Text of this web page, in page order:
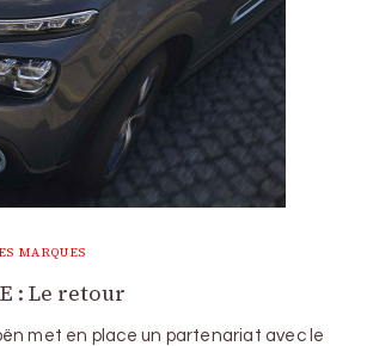
MARQUES
: Le retour
met en place un partenariat avec le